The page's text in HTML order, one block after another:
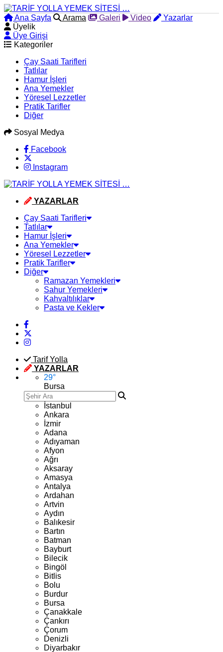
Ana Sayfa Arama Galeri Video
Yazarlar
Üyelik
Üye Girişi
Kategoriler
Çay Saati Tarifleri
Tatlılar
Hamur İşleri
Ana Yemekler
Yöresel Lezzetler
Pratik Tarifler
Diğer
Sosyal Medya
Facebook
Instagram
YAZARLAR
Çay Saati Tarifleri
Tatlılar
Hamur İşleri
Ana Yemekler
Yöresel Lezzetler
Pratik Tarifler
Diğer
Ramazan Yemekleri
Sahur Yemekleri
Kahvaltılıklar
Pasta ve Kekler
Tarif Yolla
YAZARLAR
29°
Bursa
İstanbul
Ankara
İzmir
Adana
Adıyaman
Afyon
Ağrı
Aksaray
Amasya
Antalya
Ardahan
Artvin
Aydın
Balıkesir
Bartın
Batman
Bayburt
Bilecik
Bingöl
Bitlis
Bolu
Burdur
Bursa
Çanakkale
Çankırı
Çorum
Denizli
Diyarbakır